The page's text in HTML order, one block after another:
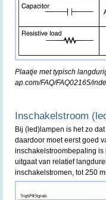
Plaatje met typisch
ap.com/FAQ/FAQ02165/
Inschakelstroom
Bij (led)lampen is het zo
daardoor moet eerst goed
inschakelstroombepaling
uitgaat van relatief
inschakelstromen, tot 250